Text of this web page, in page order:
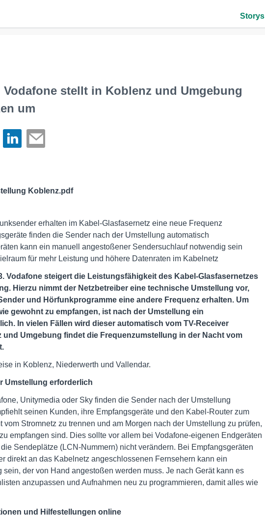
Storys
Vodafone stellt in Koblenz und Umgebung
um
Koblenz.pdf
erhalten im Kabel-Glasfasernetz eine neue Frequenz
finden die Sender nach der Umstellung automatisch
kann ein manuell angestoßener Sendersuchlauf notwendig sein
für mehr Leistung und höhere Datenraten im Kabelnetz
Vodafone steigert die Leistungsfähigkeit des Kabel-Glasfasernetzes
Hierzu nimmt der Netzbetreiber eine technische Umstellung vor,
und Hörfunkprogramme eine andere Frequenz erhalten. Um
gewohnt zu empfangen, ist nach der Umstellung ein
In vielen Fällen wird dieser automatisch vom TV-Receiver
Umgebung findet die Frequenzumstellung in der Nacht vom
in Koblenz, Niederwerth und Vallendar.
Umstellung erforderlich
Unitymedia oder Sky finden die Sender nach der Umstellung
seinen Kunden, ihre Empfangsgeräte und den Kabel-Router zum
vom Stromnetz zu trennen und am Morgen nach der Umstellung zu prüfen,
empfangen sind. Dies sollte vor allem bei Vodafone-eigenen Endgeräten
Sendeplätze (LCN-Nummern) nicht verändern. Bei Empfangsgeräten
direkt an das Kabelnetz angeschlossenen Fernsehern kann ein
der von Hand angestoßen werden muss. Je nach Gerät kann es
anzupassen und Aufnahmen neu zu programmieren, damit alles wie
und Hilfestellungen online